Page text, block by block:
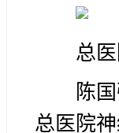
陈
总医院